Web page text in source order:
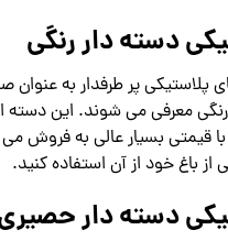
دسته دار رنگی
پلاستیکی پر طرفدار به عنوان
معرفی می شوند. این دسته
قیمتی بسیار عالی به فروش
از باغ خود از آن استفاده کنید.
دسته دار